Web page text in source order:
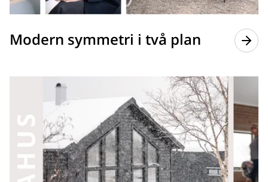
Modern symmetri i två plan